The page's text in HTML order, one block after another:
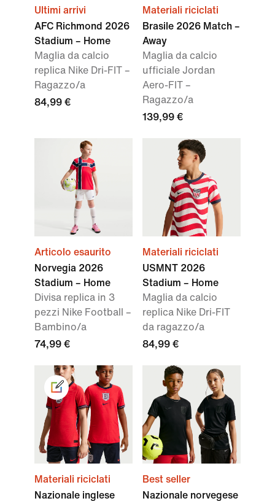
Ultimi arrivi
AFC Richmond 2026
Stadium – Home
Maglia da calcio
replica Nike Dri-FIT –
Ragazzo/a
84,99 €
Materiali riciclati
Brasile 2026 Match –
Away
Maglia da calcio
ufficiale Jordan
Aero-FIT –
Ragazzo/a
139,99 €
Articolo esaurito
Norvegia 2026
Stadium – Home
Divisa replica in 3
pezzi Nike Football –
Bambino/a
74,99 €
Materiali riciclati
USMNT 2026
Stadium – Home
Maglia da calcio
replica Nike Dri-FIT
da ragazzo/a
84,99 €
Materiali riciclati
Nazionale inglese
Best seller
Nazionale norvegese